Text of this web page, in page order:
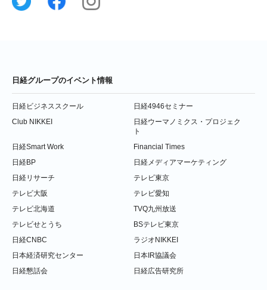
日経グループのイベント情報
日経ビジネススクール
日経4946セミナー
Club NIKKEI
日経ウーマノミクス・プロジェク
ト
日経Smart Work
Financial Times
日経BP
日経メディアマーケティング
日経リサーチ
テレビ東京
テレビ大阪
テレビ愛知
テレビ北海道
TVQ九州放送
テレビせとうち
BSテレビ東京
日経CNBC
ラジオNIKKEI
日本経済研究センター
日本IR協議会
日経懇話会
日経広告研究所